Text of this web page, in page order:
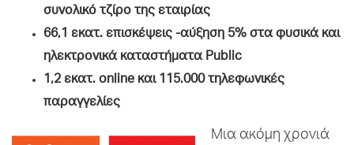
συνολικό τζίρο της εταιρίας
66,1 εκατ. επισκέψεις -αύξηση 5% στα φυσικά και
ηλεκτρονικά καταστήματα Public
1,2 εκατ.online και 115.000 τηλεφωνικές
παραγγελίες
Μια ακόμη χρονιά